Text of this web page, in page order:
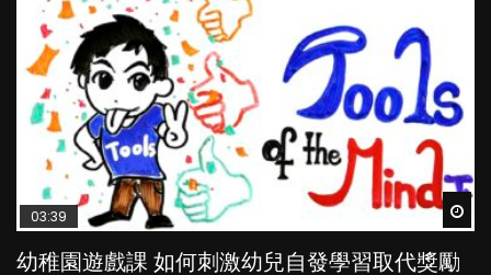
03:39
幼稚園遊戲課 如何刺激幼兒自發學習取代獎勵
04:59
幼兒playgroup真係玩耍中學習？研究指BB 15個
03:02
老公患產後憂鬱症對BB的影響
04:06
全職好？在職好？｜全職媽媽與在職媽媽的壓
03:48
玩具分男女？小心性別定型窒礙子女潛能